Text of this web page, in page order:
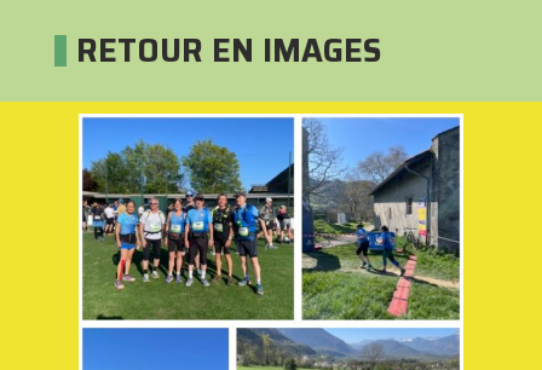
RETOUR EN IMAGES